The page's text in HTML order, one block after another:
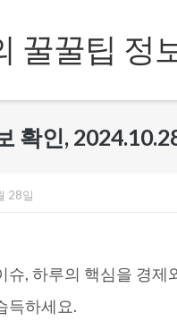
꿀꿀팁 정
확인,
28일
슈, 하루의 핵심을 경
득하세요.